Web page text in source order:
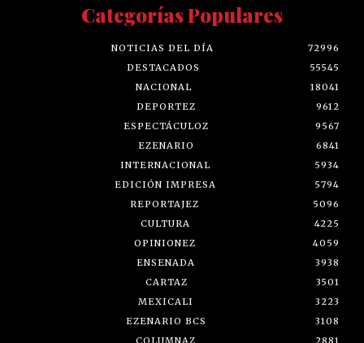
Categorías Populares
NOTICIAS DEL DÍA
72996
DESTACADOS
55545
NACIONAL
18041
DEPORTEZ
9612
ESPECTÁCULOZ
9567
EZENARIO
6841
INTERNACIONAL
5934
EDICIÓN IMPRESA
5794
REPORTAJEZ
5096
CULTURA
4225
OPINIONEZ
4059
ENSENADA
3938
CARTAZ
3501
MEXICALI
3223
EZENARIO BCS
3108
COLUMNAZ
2881